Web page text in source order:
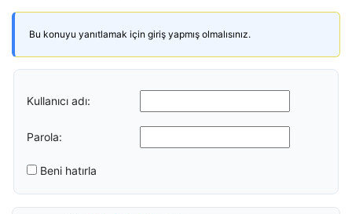
Bu konuyu yanıtlamak için giriş yapmış olmalısınız.
Kullanıcı adı:
Parola:
Beni hatırla